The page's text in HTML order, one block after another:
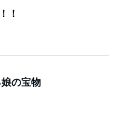
！
娘の宝物